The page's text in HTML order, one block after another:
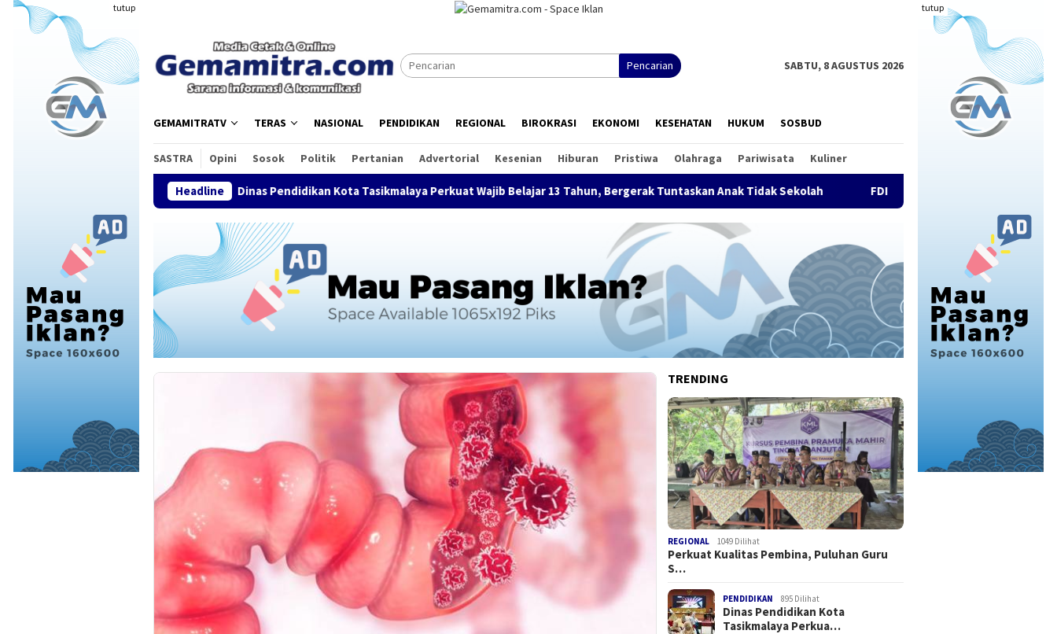
Loncat
tutup tutup
Pencarian SABTU, 8 AGUSTUS 2026
GEMAMITRATV TERAS NASIONAL PENDIDIKAN REGIONAL BIROKRASI EKONOMI KESEHATAN HUKUM SOSBUD
SASTRA Opini Sosok Politik Pertanian Advertorial Kesenian Hiburan Pristiwa Olahraga Pariwisata Kuliner
Headline
Dinas Pendidikan Kota Tasikmalaya Perkuat Wajib Belajar 13 Tahun, Bergerak Tuntaskan Anak Tidak Sekolah FDI Satukan Komunitas Drone Nasional, Kopdar
TRENDING
REGIONAL 1049 Dilihat
Perkuat Kualitas Pembina, Puluhan Guru
S…
PENDIDIKAN 895 Dilihat
Dinas Pendidikan Kota
Tasikmalaya Perkua…